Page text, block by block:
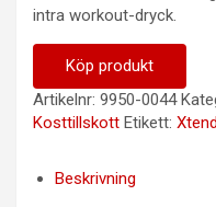
intra workout-dryck.
Köp produkt
Artikelnr: 9950-0044
Kosttillskott Etikett: Xtend
Beskrivning